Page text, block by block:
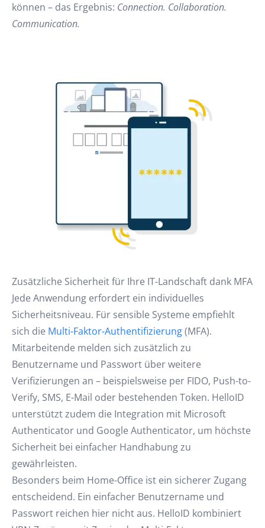
können – das Ergebnis: Connection. Collaboration.
Communication.
Zusätzliche Sicherheit für Ihre IT-Landschaft dank MFA
Jede Anwendung erfordert ein individuelles
Sicherheitsniveau. Für sensible Systeme empfiehlt
sich die Multi-Faktor-Authentifizierung(MFA).
Mitarbeitende melden sich zusätzlich zu
Benutzername und Passwort über weitere
Verifizierungen an – beispielsweise per FIDO, Push-to-
Verify, SMS, E-Mail oder bestehenden Token. HelloID
unterstützt zudem die Integration mit Microsoft
Authenticator und Google Authenticator, um höchste
Sicherheit bei einfacher Handhabung zu
gewährleisten.
Besonders beim Home-Office ist ein sicherer Zugang
entscheidend. Ein einfacher Benutzername und
Passwort reichen hier nicht aus. HelloID kombiniert